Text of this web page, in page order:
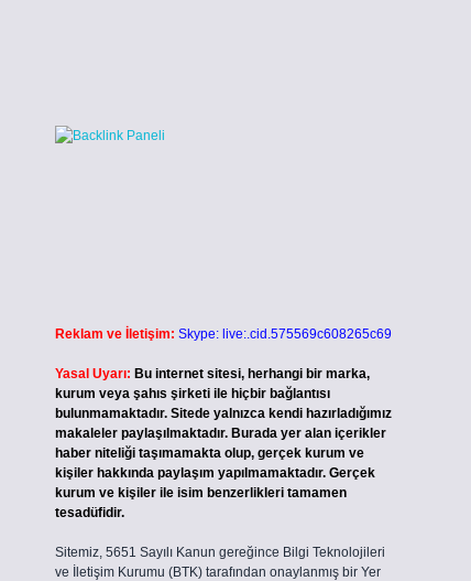
Reklam ve İletişim: Skype: live:.cid.575569c608265c69
Yasal Uyarı: Bu internet sitesi, herhangi bir marka,
kurum veya şahıs şirketi ile hiçbir bağlantısı
bulunmamaktadır. Sitede yalnızca kendi hazırladığımız
makaleler paylaşılmaktadır. Burada yer alan içerikler
haber niteliği taşımamakta olup, gerçek kurum ve
kişiler hakkında paylaşım yapılmamaktadır. Gerçek
kurum ve kişiler ile isim benzerlikleri tamamen
tesadüfidir.
Sitemiz, 5651 Sayılı Kanun gereğince Bilgi Teknolojileri
ve İletişim Kurumu (BTK) tarafından onaylanmış bir Yer